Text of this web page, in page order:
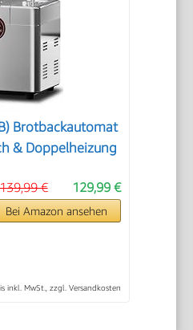
Brotbackautomat
& Doppelheizung
129,99 €
€
Bei Amazon ansehen
inkl. MwSt., zzgl. Versandkosten